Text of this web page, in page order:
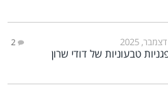
2
טבעוניות של דודי שרון